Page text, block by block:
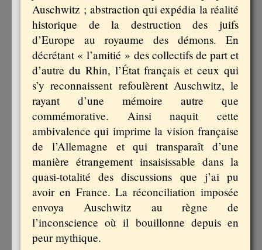
Auschwitz ; abstraction qui expédia la réalité
historique de la destruction des juifs
d’Europe au royaume des démons. En
décrétant « l’amitié » des collectifs de part et
d’autre du Rhin, l’État français et ceux qui
s’y reconnaissent refoulèrent Auschwitz, le
rayant d’une mémoire autre que
commémorative. Ainsi naquit cette
ambivalence qui imprime la vision française
de l’Allemagne et qui transparaît d’une
manière étrangement insaisissable dans la
quasi-totalité des discussions que j’ai pu
avoir en France. La réconciliation imposée
envoya Auschwitz au règne de
l’inconscience où il bouillonne depuis en
peur mythique.